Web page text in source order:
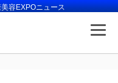
容EXPOニュース